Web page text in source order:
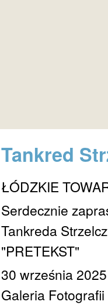
Tankred
ŁÓDZKIE
Serdecznie
Tankreda
"PRETEKST"
30 września
Galeria